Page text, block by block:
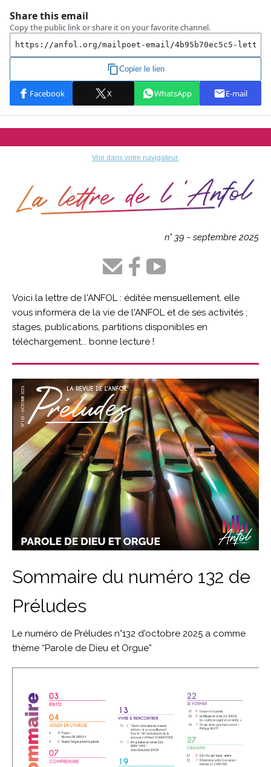
Voir dans votre navigateur.
n° 39 - septembre 2025
Voici la lettre de l'ANFOL : éditée mensuellement, elle
vous informera de la vie de l'ANFOL et de ses activités ;
stages, publications, partitions disponibles en
téléchargement... bonne lecture !
Sommaire du numéro 132 de
Préludes
Le numéro de Préludes n°132 d'octobre 2025 a comme
thème “Parole de Dieu et Orgue”